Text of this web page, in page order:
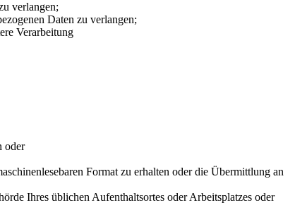
verlangen;
Daten zu verlangen;
Verarbeitung
oder
Format zu erhalten oder die Übermittlung an
Ihres üblichen Aufenthaltsortes oder Arbeitsplatzes oder